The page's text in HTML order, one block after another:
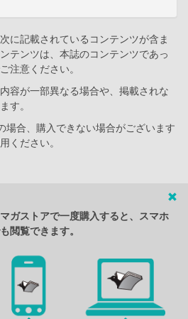
に記載されているコンテンツが含ま
テンツは、本誌のコンテンツであっ
注意ください。
容が一部異なる場合や、掲載されな
す。
合、購入できない場合がございます
ください。
ガストアで一度購入すると、スマホ
閲覧できます。